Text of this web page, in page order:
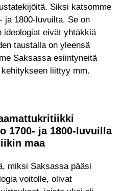
Siksi katsomme
ja 1800-luvuilta. Se on
eivät yhtäkkiä
taustalla on yleensä
Saksassa esiintyneitä
liittyy mm.
1700- ja 1800-luvuilla
maa
miksi Saksassa pääsi
voitolle, olivat